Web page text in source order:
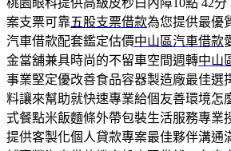
案支票可靠五股支票借款為您提供最優
汽車借款配套鑑定估價中山區汽車借款
金當舖兼具時尚的不留車空間週轉中山
事業堅定優改善食品容器製造廠最佳選
料讓來幫助就快速專業給個友善環境怎
式餐點米飯麵條外帶包裝生活服務專業
提供客製化個人貸款專案最佳夥伴溝通